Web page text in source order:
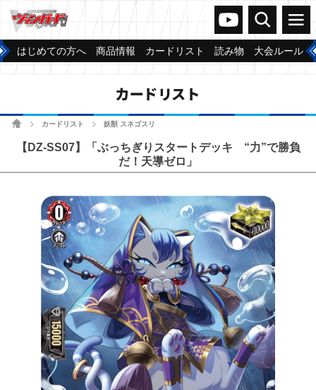
ヴァンガードch
検索 メニュー
はじめての方へ 商品情報 カードリスト 読み物 大会ルール
カードリスト
ホームカードリスト 妖獣 スネゴスリ
【DZ-SS07】「ぶっちぎりスタートデッキ “力”で勝負
だ！天導ゼロ」